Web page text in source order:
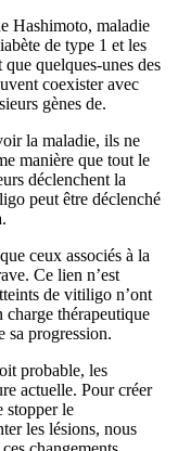
Hashimoto, maladie
de type 1 et les
quelques-unes des
coexister avec
gènes de.
la maladie, ils ne
manière que tout le
déclenchent la
peut être déclenché
ceux associés à la
Ce lien n’est
de vitiligo n’ont
charge thérapeutique
sa progression.
probable, les
actuelle. Pour créer
stopper le
les lésions, nous